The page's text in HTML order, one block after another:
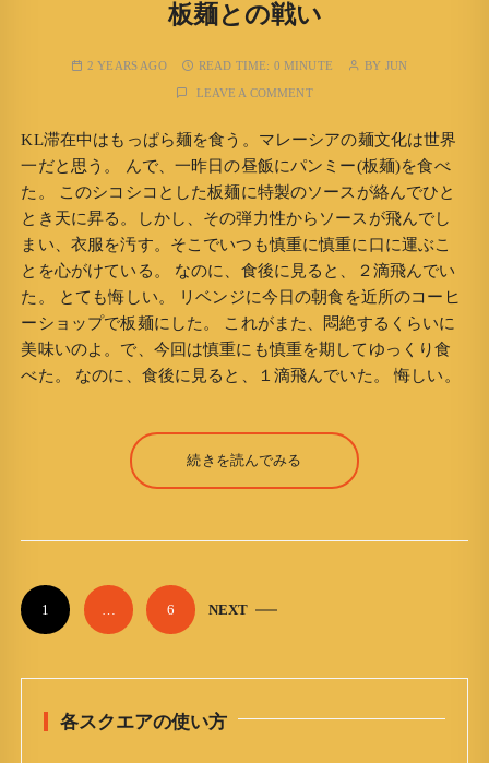
板麺との戦い
2 YEARS AGO READ TIME: 0 MINUTE BY JUN
LEAVE A COMMENT
KL滞在中はもっぱら麺を食う。マレーシアの麺文化は世界
一だと思う。 んで、一昨日の昼飯にパンミー(板麺)を食べ
た。 このシコシコとした板麺に特製のソースが絡んでひと
とき天に昇る。しかし、その弾力性からソースが飛んでし
まい、衣服を汚す。そこでいつも慎重に慎重に口に運ぶこ
とを心がけている。 なのに、食後に見ると、２滴飛んでい
た。 とても悔しい。 リベンジに今日の朝食を近所のコーヒ
ーショップで板麺にした。 これがまた、悶絶するくらいに
美味いのよ。で、今回は慎重にも慎重を期してゆっくり食
べた。 なのに、食後に見ると、１滴飛んでいた。 悔しい。
続きを読んでみる
P
o
1 … 6 NEXT
各スクエアの使い方